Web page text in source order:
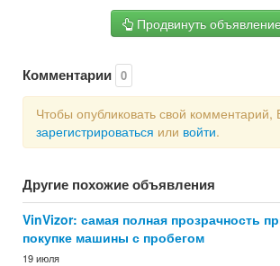
Продвинуть объявление
Комментарии 0
Чтобы опубликовать свой
зарегистрироваться или войти.
Другие похожие объявления
VinVizor: самая полная прозрачность
покупке машины с пробегом
19 июля